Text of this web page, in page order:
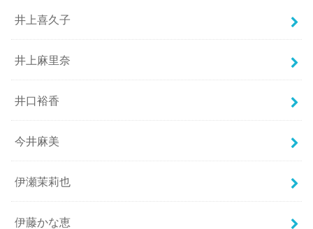
井上喜久子
井上麻里奈
井口裕香
今井麻美
伊瀬茉莉也
伊藤かな恵